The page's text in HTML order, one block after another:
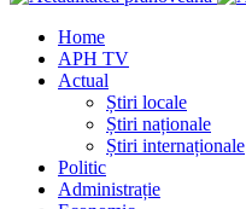
Home
APH TV
Actual
Știri locale
Știri naționale
Știri internaționale
Politic
Administrație